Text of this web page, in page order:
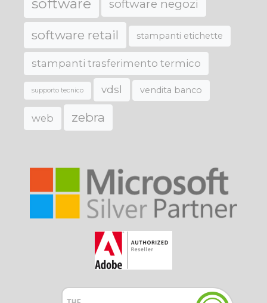
software software negozi
software retail stampanti etichette
stampanti trasferimento termico
supporto tecnico vdsl vendita banco
web zebra